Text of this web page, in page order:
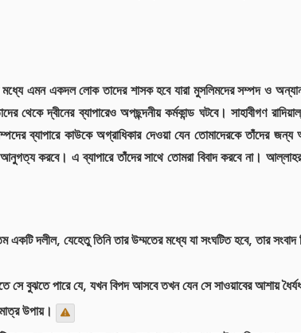
এমন একদল লোক তাদের শাসক হবে যারা মুসলিমদের সম্পদ ও অন্যান্য
থেকে দ্বীনের ব্যাপারেও অপছন্দনীয় কর্মকান্ড ঘটবে। সাহাবীগণ
ব্যাপারে কাউকে অগ্রাধিকার দেওয়া যেন তোমাদেরকে তাঁদের
করবে। এ ব্যাপারে তাঁদের সাথে তোমরা বিবাদ করবে না।
দলীল, যেহেতু তিনি তার উম্মতের মধ্যে যা সংঘটিত হবে, তার
বুঝতে পারে যে, যখন বিপদ আসবে তখন যেন সে সাওয়াবের আশায়
উপায়।